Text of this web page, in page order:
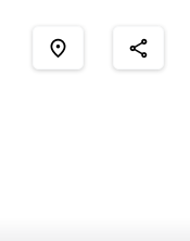
place share